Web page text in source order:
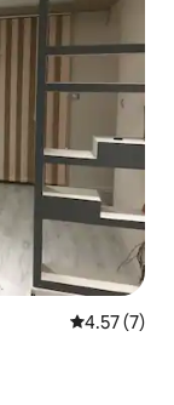
คะแนนเฉลี่ย
4.57 (7)